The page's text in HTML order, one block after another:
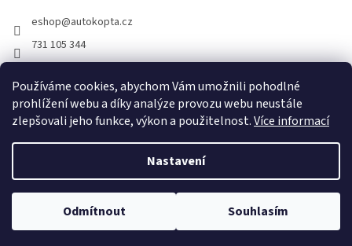
Používáme cookies, abychom Vám umožnili pohodlné
prohlížení webu a díky analýze provozu webu neustále
zlepšovali jeho funkce, výkon a použitelnost.Více informací
Nastavení
Odmítnout Souhlasím
eshop@autokopta.cz
731 105 344
auto_kopta
Vytvořil Shoptet
Copyright 2026AUTO KOPTA s.r.o. . Všechna práva vyhrazena.